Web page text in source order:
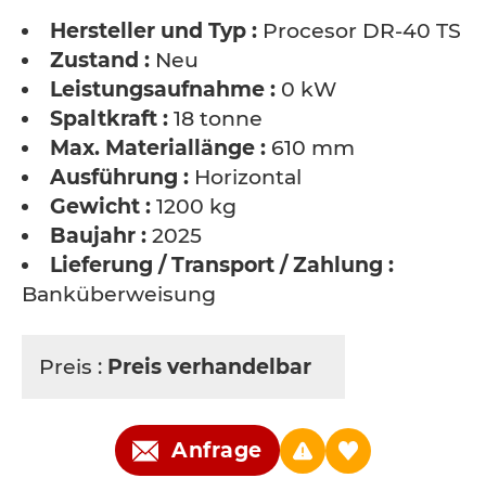
Hersteller und Typ : Procesor DR-40 TS
Zustand : Neu
Leistungsaufnahme : 0 kW
Spaltkraft : 18 tonne
Max. Materiallänge : 610 mm
Ausführung : Horizontal
Gewicht : 1200 kg
Baujahr : 2025
Lieferung / Transport / Zahlung :
Banküberweisung
Preis : Preis verhandelbar
Anfrage